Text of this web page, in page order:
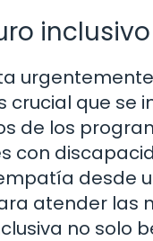
inclusivo
crucial que se
de los
con
desde
atender las
no solo